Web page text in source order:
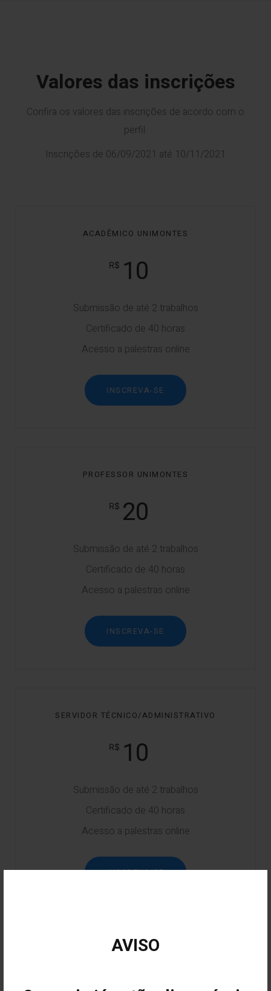
AVISO
Valores das inscrições
Confira os valores das inscrições de acordo com o
perfil.
Inscrições de 06/09/2021 até 10/11/2021
ACADÊMICO UNIMONTES
10
Submissão de até 2 trabalhos
Certificado de 40 horas
Acesso a palestras online
INSCREVA-SE
PROFESSOR UNIMONTES
20
Submissão de até 2 trabalhos
Certificado de 40 horas
Acesso a palestras online
INSCREVA-SE
SERVIDOR TÉCNICO/ADMINISTRATIVO
10
Submissão de até 2 trabalhos
Certificado de 40 horas
Acesso a palestras online
INSCREVA-SE